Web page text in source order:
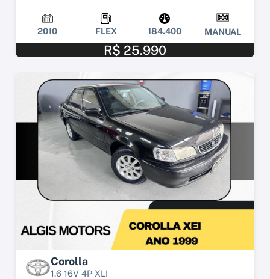
2010 FLEX 184.400 MANUAL
R$ 25.990
Corolla
1.6 16V 4P XLI